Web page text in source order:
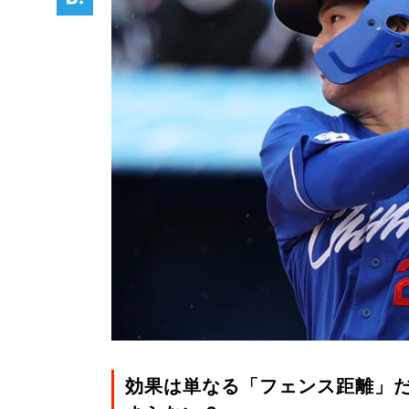
効果は単なる「フェンス距離」